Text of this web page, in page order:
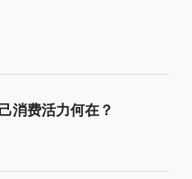
消费活力何在？